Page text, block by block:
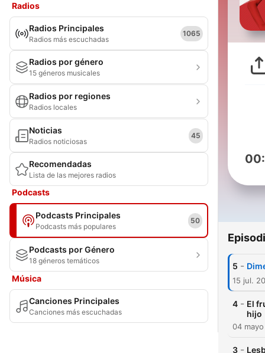
Radios
Radios Principales
Radios más escuchadas
1065
Radios por género
15 géneros musicales
Radios por regiones
Radios locales
Noticias
Radios noticiosas
45
Recomendadas
Lista de las mejores radios
Podcasts
Podcasts Principales
Podcasts más populares
50
Podcasts por Género
18 géneros temáticos
Música
Canciones Principales
Canciones más escuchadas
5 -
15 jul.
4 - El
hijo
04
3 -